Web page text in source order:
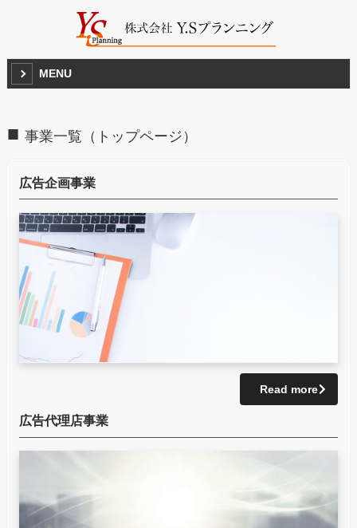
MENU
事業一覧（トップページ）
広告企画事業
Read more
広告代理店事業